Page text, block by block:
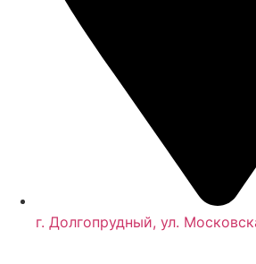
г. Долгопрудный, ул.